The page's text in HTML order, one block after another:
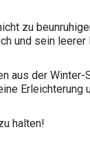
zu
und sein
aus der
halten!